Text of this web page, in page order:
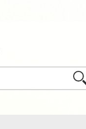
さがす